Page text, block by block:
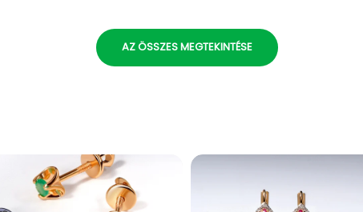
AZ ÖSSZES MEGTEKINTÉSE